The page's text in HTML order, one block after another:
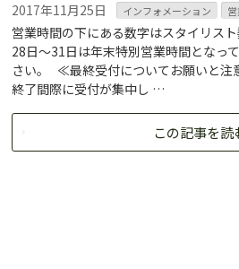
2017年11月25日 インフォメーション
営業時間の下にある数字はスタイリスト
28日～31日は年末特別営業時間となっ
さい。 ≪最終受付についてお願いと注
終了間際に受付が集中し …
この記事を読